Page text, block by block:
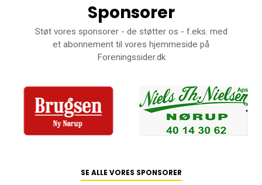
Sponsorer
Støt vores sponsorer - de støtter os - f.eks. med
et abonnement til vores hjemmeside på
Foreningssider.dk
SE ALLE VORES SPONSORER